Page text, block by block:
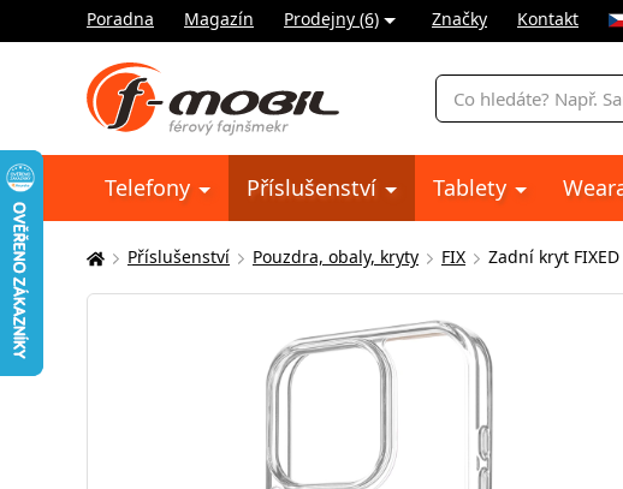
Poradna Magazín Prodejny (6) Značky Kontakt
Vyhledávání
Telefony Příslušenství Tablety
Zde
se
Příslušenství Pouzdra, obaly, kryty FIX Zadní kryt